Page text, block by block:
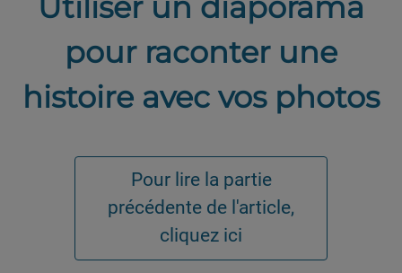
pour raconter une
histoire avec vos photos